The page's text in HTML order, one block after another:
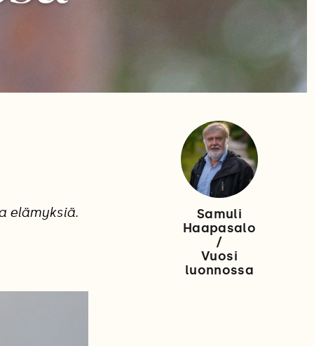
Samuli
Haapasalo
/
Vuosi
luonnossa
elämyksiä.